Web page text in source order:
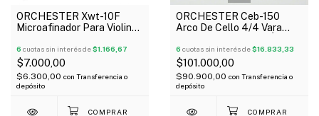
ORCHESTER Xwt-10F
Microafinador Para Violin
6 cuotas sin interés de$1.166,67
$7.000,00
$6.300,00 con Transferencia o
depósito
ORCHESTER Ceb-150
Arco De Cello 4/4 Vara
6 cuotas sin interés de$16.833,33
$101.000,00
$90.900,00 con Transferencia o
depósito